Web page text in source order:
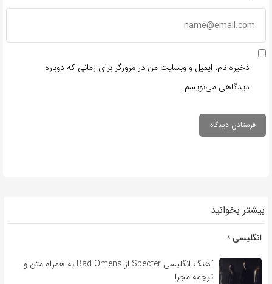
ذخیره نام، ایمیل و وبسایت من در مرورگر برای زمانی که دوباره
دیدگاهی می‌نویسم.
بیشتر بخوانید
انگلیسی
آهنگ انگلیسی Specter از Bad Omens به همراه متن و
ترجمه مجزا